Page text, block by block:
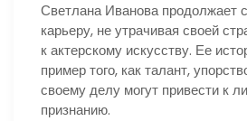
Светлана Иванова продолжает
карьеру, не утрачивая своей
к актерскому искусству. Ее
пример того, как талант,
своему делу могут привести к
признанию.